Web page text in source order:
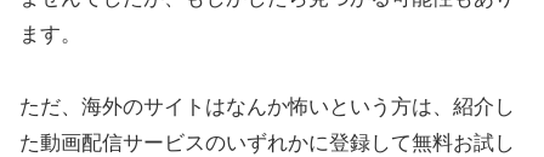
ます。
ただ、海外のサイトはなんか怖いという方は、紹介し
た動画配信サービスのいずれかに登録して無料お試し